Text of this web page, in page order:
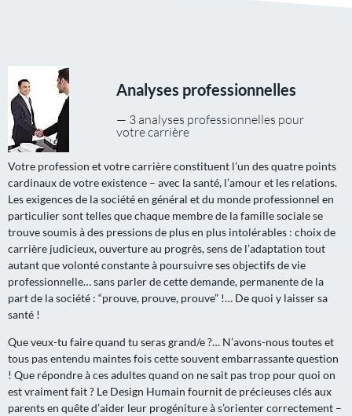
Analyses professionnelles
— 3 analyses professionnelles pour
votre carrière
Votre profession et votre carrière constituent l’un des quatre points
cardinaux de votre existence – avec la santé, l’amour et les relations.
Les exigences de la société en général et du monde professionnel en
particulier sont telles que chaque membre de la famille sociale se
trouve soumis à des pressions de plus en plus intolérables : choix de
carrière judicieux, ouverture au progrès, sens de l’adaptation tout
autant que volonté constante à poursuivre ses objectifs de vie
professionnelle… sans parler de cette demande, permanente de la
part de la société : “prouve, prouve, prouve” !… De quoi y laisser sa
santé !
Que veux-tu faire quand tu seras grand/e ?… N’avons-nous toutes et
tous pas entendu maintes fois cette souvent embarrassante question
! Que répondre à ces adultes quand on ne sait pas trop pour quoi on
est vraiment fait ? Le Design Humain fournit de précieuses clés aux
parents en quête d’aider leur progéniture à s’orienter correctement –